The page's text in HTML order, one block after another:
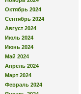
Октябрь 2024
Сентябрь 2024
Август 2024
Июль 2024
Июнь 2024
Май 2024
Апрель 2024
Март 2024
Февраль 2024